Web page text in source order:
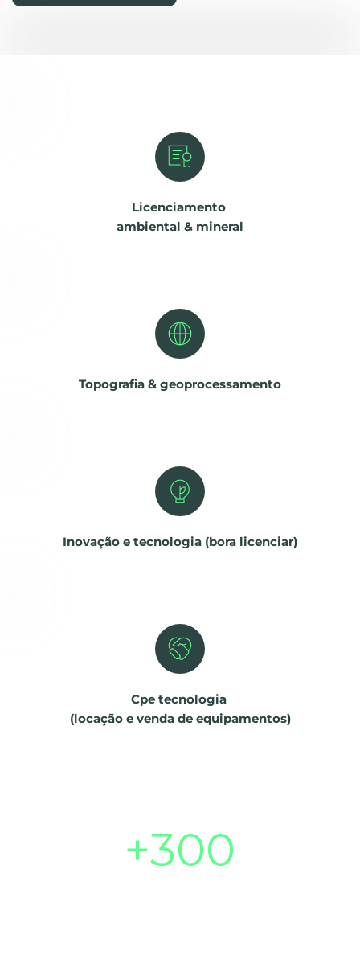
Licenciamento
ambiental & mineral
Topografia & geoprocessamento
Inovação e tecnologia (bora licenciar)
Cpe tecnologia
(locação e venda de equipamentos)
+300